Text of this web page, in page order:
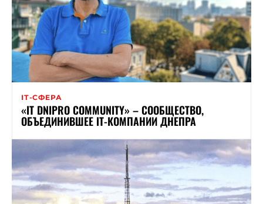
ІТ-СФЕРА
«IТ DNIPRO COMMUNITY» – СООБЩЕСТВО,
ОБЪЕДИНИВШЕЕ ІТ-КОМПАНИИ ДНЕПРА